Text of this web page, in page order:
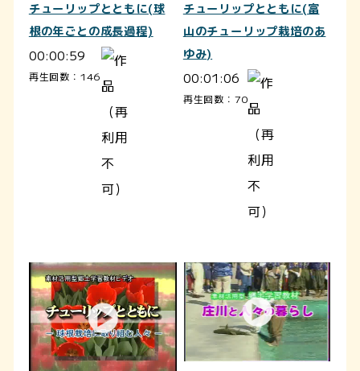
チューリップとともに(球
根の年ごとの成長過程)
00:00:59
再生回数：146
チューリップとともに(富
山のチューリップ栽培のあ
ゆみ)
00:01:06
再生回数：70